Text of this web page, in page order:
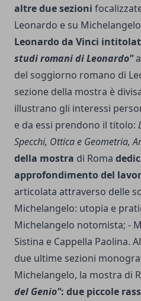
altre due sezioni
Leonardo e su
Leonardo da Vinci
studi romani di Leonardo"
del soggiorno romano di
sezione della mostra è
illustrano gli interessi
e da essi prendono il titolo:
Specchi, Ottica e Geometria,
della mostra di Roma
approfondimento del
articolata attraverso delle
Michelangelo: utopia e
Michelangelo notomista; -
Sistina e Cappella Paolina.
due ultime sezioni
Michelangelo, la mostra di
del Genio": due piccole